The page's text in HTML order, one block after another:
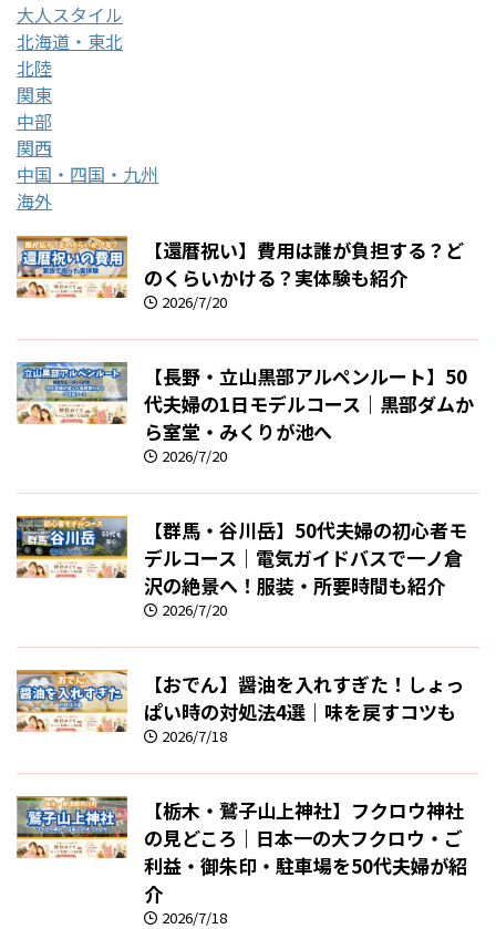
大人スタイル
北海道・東北
北陸
関東
中部
関西
中国・四国・九州
海外
【還暦祝い】費用は誰が負担する？ど
のくらいかける？実体験も紹介
2026/7/20
【長野・立山黒部アルペンルート】50
代夫婦の1日モデルコース｜黒部ダムか
ら室堂・みくりが池へ
2026/7/20
【群馬・谷川岳】50代夫婦の初心者モ
デルコース｜電気ガイドバスで一ノ倉
沢の絶景へ！服装・所要時間も紹介
2026/7/20
【おでん】醤油を入れすぎた！しょっ
ぱい時の対処法4選｜味を戻すコツも
2026/7/18
【栃木・鷲子山上神社】フクロウ神社
の見どころ｜日本一の大フクロウ・ご
利益・御朱印・駐車場を50代夫婦が紹
介
2026/7/18